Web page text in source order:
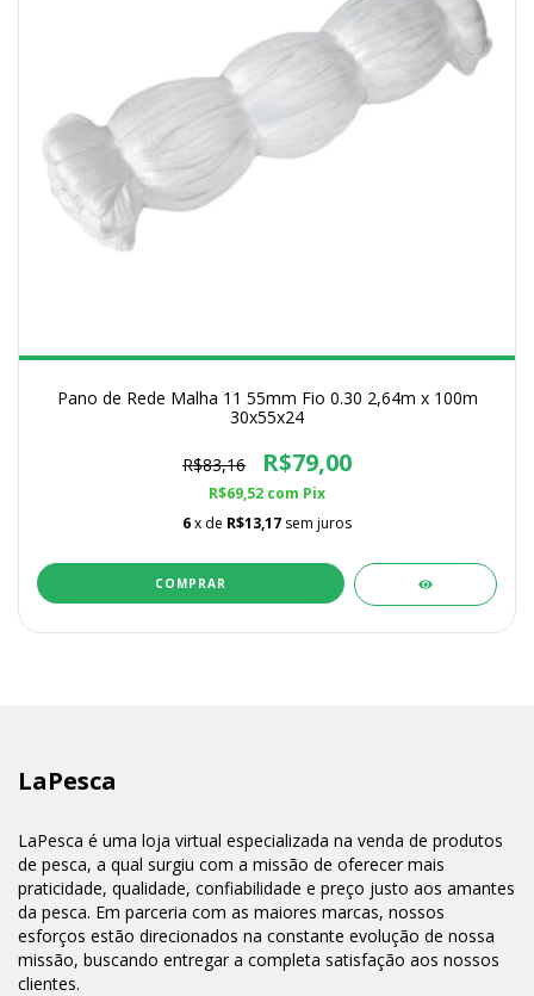
Pano de Rede Malha 11 55mm Fio 0.30 2,64m x 100m
30x55x24
R$83,16 R$79,00
R$69,52 com Pix
6x de R$13,17 sem juros
LaPesca
LaPesca é uma loja virtual especializada na venda de produtos
de pesca, a qual surgiu com a missão de oferecer mais
praticidade, qualidade, confiabilidade e preço justo aos amantes
da pesca. Em parceria com as maiores marcas, nossos
esforços estão direcionados na constante evolução de nossa
missão, buscando entregar a completa satisfação aos nossos
clientes.